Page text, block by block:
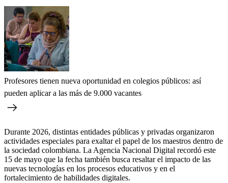
Profesores tienen nueva oportunidad en colegios públicos: así
pueden aplicar a las más de 9.000 vacantes
Durante 2026, distintas entidades públicas y privadas organizaron
actividades especiales para exaltar el papel de los maestros dentro de
la sociedad colombiana. La Agencia Nacional Digital recordó este
15 de mayo que la fecha también busca resaltar el impacto de las
nuevas tecnologías en los procesos educativos y en el
fortalecimiento de habilidades digitales.